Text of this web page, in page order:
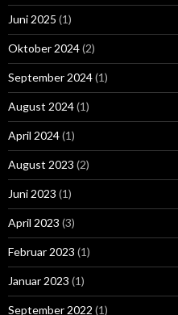
Juni 2025 (1)
Oktober 2024(2)
September 2024(1)
August 2024(1)
April 2024(1)
August 2023 (2)
Juni 2023 (1)
April 2023 (3)
Februar 2023 (1)
Januar 2023 (1)
September 2022 (1)